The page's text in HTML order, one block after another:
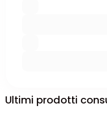
Ultimi prodotti